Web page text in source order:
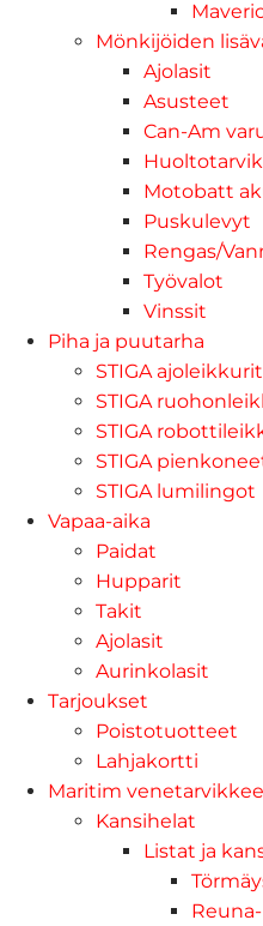
Mönkijöiden
Ajolasit
Asusteet
Can-Am
Motobatt
Puskulevyt
Rengas/
Työvalot
Vinssit
Piha ja puutarha
STIGA ajoleikkurit
STIGA
STIGA
STIGA
STIGA lumilingot
Vapaa-aika
Paidat
Hupparit
Takit
Ajolasit
Aurinkolasit
Tarjoukset
Poistotuotteet
Lahjakortti
Maritim
Kansihelat
Listat ja